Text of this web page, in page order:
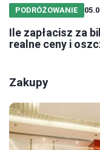
PODRÓŻOWANIE
Ile zapłacisz za
realne ceny i
Zakupy